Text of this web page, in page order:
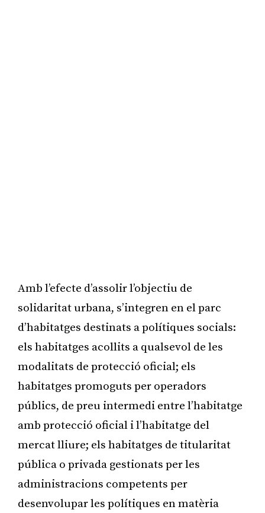
Amb l’efecte d’assolir l’objectiu de
solidaritat urbana, s’integren en el parc
d’habitatges destinats a polítiques socials:
els habitatges acollits a qualsevol de les
modalitats de protecció oficial; els
habitatges promoguts per operadors
públics, de preu intermedi entre l’habitatge
amb protecció oficial i l’habitatge del
mercat lliure; els habitatges de titularitat
pública o privada gestionats per les
administracions competents per
desenvolupar les polítiques en matèria